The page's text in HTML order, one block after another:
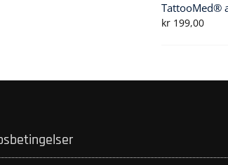
TattooMed®
kr 199,00